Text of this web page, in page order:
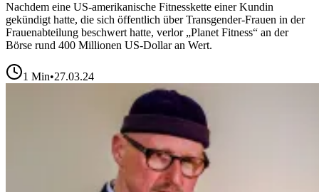
Nachdem eine US-amerikanische Fitnesskette einer Kundin
gekündigt hatte, die sich öffentlich über Transgender-Frauen in der
Frauenabteilung beschwert hatte, verlor „Planet Fitness“ an der
Börse rund 400 Millionen US-Dollar an Wert.
1 Min•27.03.24